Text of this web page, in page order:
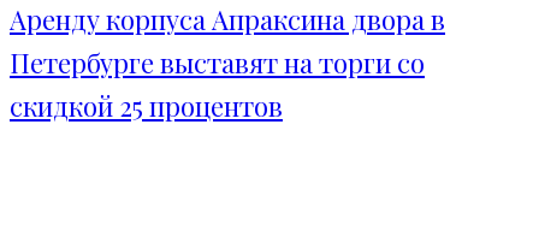
Аренду корпуса Апраксина двора в
Петербурге выставят на торги со
скидкой 25 процентов